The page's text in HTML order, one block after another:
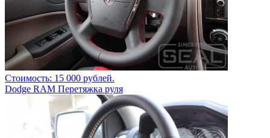
Стоимость: 15 000 рублей.
Dodge RAM Перетяжка руля